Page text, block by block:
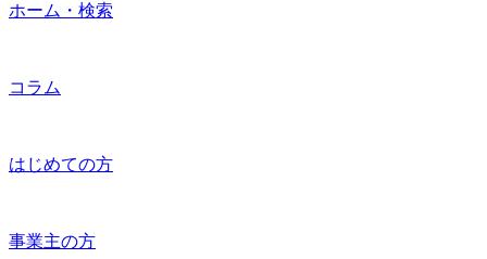
ホーム・検索
コラム
はじめての方
事業主の方